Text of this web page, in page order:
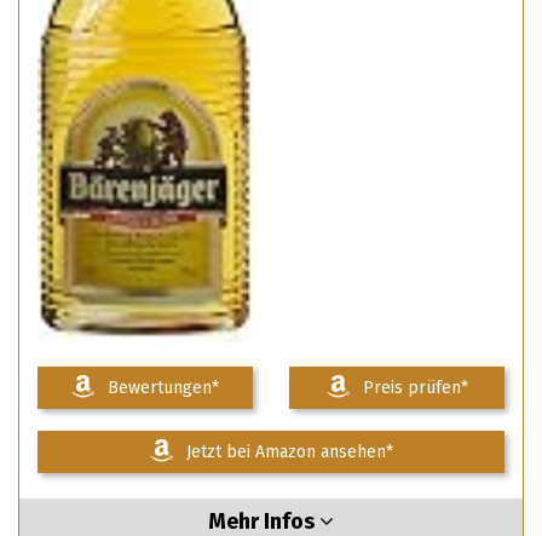
Bewertungen* Preis prüfen*
Jetzt bei Amazon ansehen*
Mehr Infos